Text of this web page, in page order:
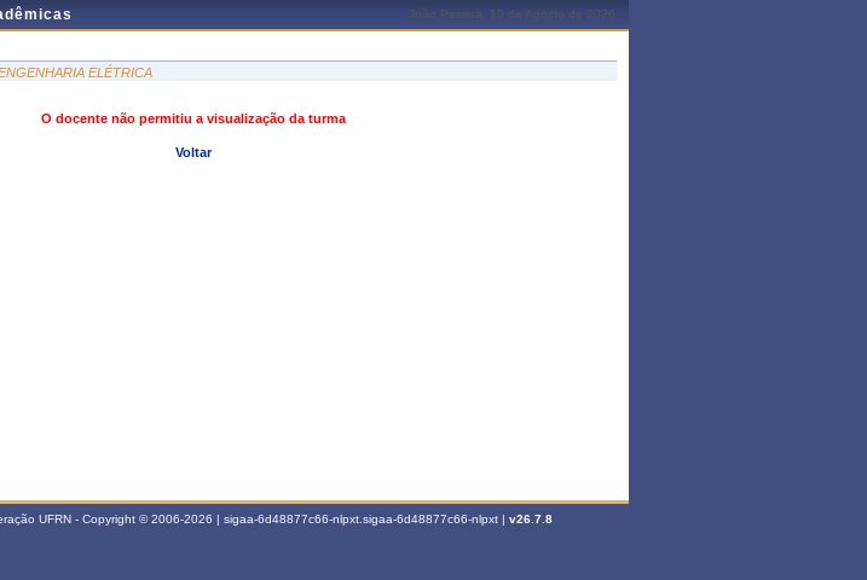
João Pessoa, 10 de Agosto de 2026
ELÉTRICA
O docente não permitiu a visualização da turma
Voltar
UFRN - Copyright © 2006-2026 | sigaa-6d48877c66-nlpxt.sigaa-6d48877c66-nlpxt | v26.7.8